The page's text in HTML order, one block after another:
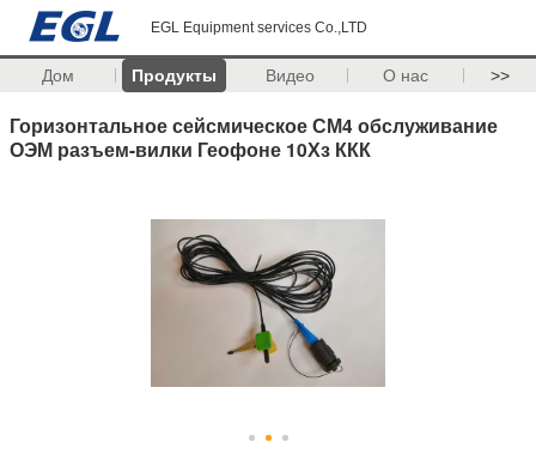
EGL Equipment services Co.,LTD
Дом Продукты Видео О нас >>
Горизонтальное сейсмическое СМ4 обслуживание
ОЭМ разъем-вилки Геофоне 10Хз ККК